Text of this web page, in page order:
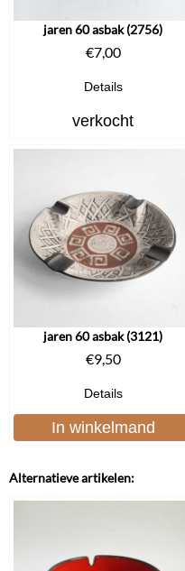
jaren 60 asbak (2756)
€7,00
Details
verkocht
jaren 60 asbak (3121)
€9,50
Details
In winkelmand
Alternatieve artikelen: